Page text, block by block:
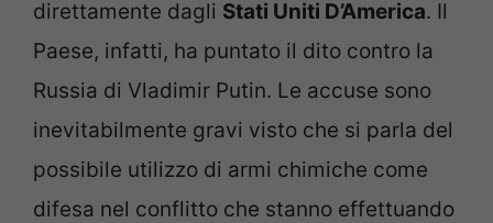
direttamente dagli Stati Uniti D’America. Il
Paese, infatti, ha puntato il dito contro la
Russia di Vladimir Putin. Le accuse sono
inevitabilmente gravi visto che si parla del
possibile utilizzo di armi chimiche come
difesa nel conflitto che stanno effettuando